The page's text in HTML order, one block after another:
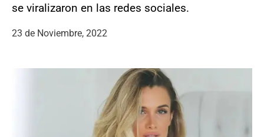
se viralizaron en las redes sociales.
23 de Noviembre, 2022